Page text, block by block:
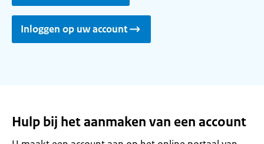
Inloggen op uw account
Hulp bij het aanmaken van een account